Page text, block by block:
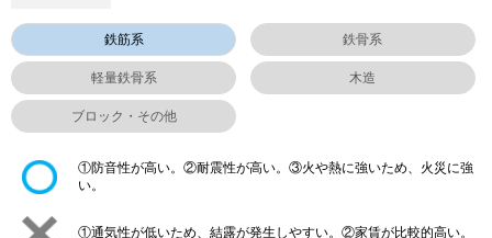
鉄筋系 鉄骨系
軽量鉄骨系 木造
ブロック・その他
①防音性が高い。②耐震性が高い。③火や熱に強いため、火災に強
い。
①通気性が低いため、結露が発生しやすい。②家賃が比較的高い。